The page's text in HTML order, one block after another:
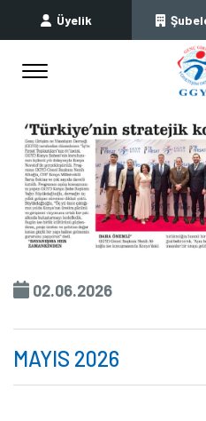
Üyelik
02.06.2026
MAYIS 2026